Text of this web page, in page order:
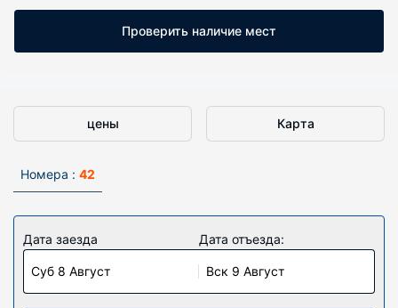
Проверить наличие мест
цены Карта
Номера : 42
Дата заезда
Суб 8 Август
Дата отъезда:
Вск 9 Август